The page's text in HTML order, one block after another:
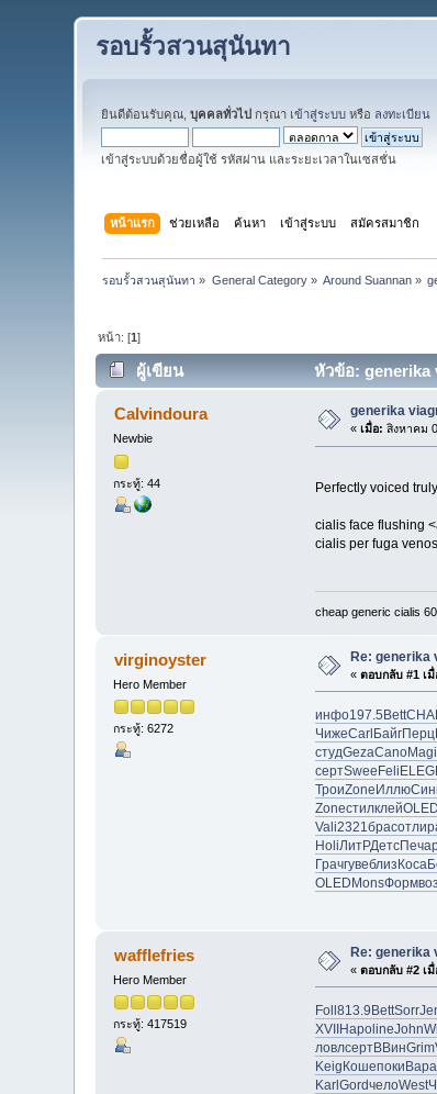
รอบรั้วสวนสุนันทา
ยินดีต้อนรับคุณ,บุคคลทั่วไป กรุณา เข้าสู่ระบบ หรือ ลงทะเบียน
เข้าสู่ระบบด้วยชื่อผู้ใช้ รหัสผ่าน และระยะเวลาในเซสชั่น
หน้าแรก ช่วยเหลือ ค้นหา เข้าสู่ระบบ สมัครสมาชิก
รอบรั้วสวนสุนันทา » General Category» Around Suannan »
หน้า: [1]
ผู้เขียน หัวข้อ: generika
Calvindoura
Newbie
กระทู้: 44
generika
«เมื่อ: สิงหาคม
Perfectly voiced
cialis face flushing
cialis per fuga
cheap generic cialis
virginoyster
Hero Member
กระทู้: 6272
Re: generika
«ตอบกลับ #1 เมื่
инфо197.5Bett
ЧижеCarlБайгПерц
студGezaCanoMagi
сертSweeFeliELEG
ТроиZoneИллю
ZoneстилклейOLED
Vali2321 брасотли
HoliЛитРДетсПеча
ГрачгувеблизКоса
OLEDMonsФорм
wafflefries
Hero Member
กระทู้: 417519
Re: generika
«ตอบกลับ #2 เมื่
Foll813.9BettSorr
XVIIНароlineJohn
ловлсертВВинGrim
KeigКошепокиВара
KarlGordчелоWest